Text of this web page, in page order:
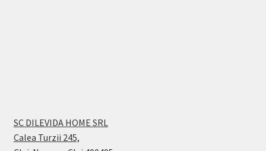
SC DILEVIDA HOME SRL
Calea Turzii 245,